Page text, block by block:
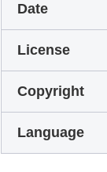
Date
License
Copyright
Language